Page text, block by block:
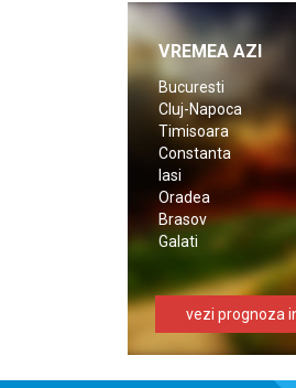
VREMEA AZI
Bucuresti
Cluj-Napoca
Timisoara
Constanta
Iasi
Oradea
Brasov
Galati
vezi prognoza